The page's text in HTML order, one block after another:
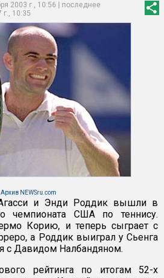
2003 г., 10:56 | последнее
г., 10:35
Архив NEWSru.com
и Энди Роддик вышли в
чемпионата США по теннису.
Корию, и теперь сыграет с
а Роддик выиграл у Сьенга
с Давидом Налбандяном.
рейтинга по итогам 52-х